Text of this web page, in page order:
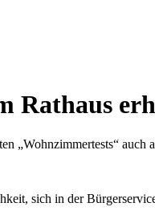
Rathaus
„Wohnzimmertests“
sich in der